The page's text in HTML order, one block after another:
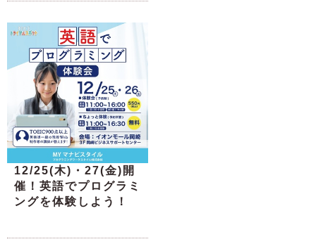
12/25(木)・27(金)開
催！英語でプログラミ
ングを体験しよう！